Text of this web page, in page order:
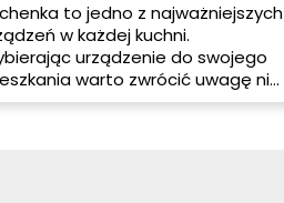
to jedno z najważniejszych
w każdej kuchni.
urządzenie do swojego
warto zwrócić uwagę nie
na cenę, ale również na wiele